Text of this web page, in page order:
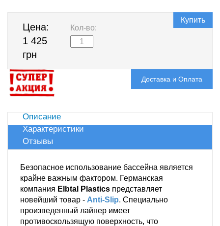
Цена:
1 425
грн
Кол-во:
Купить
Доставка и Оплата
Описание
Характеристики
Отзывы
Безопасное использование бассейна является
крайне важным фактором. Германская
компания Elbtal Plastics представляет
новейший товар - Anti-Slip. Специально
произведенный лайнер имеет
противоскользящую поверхность, что